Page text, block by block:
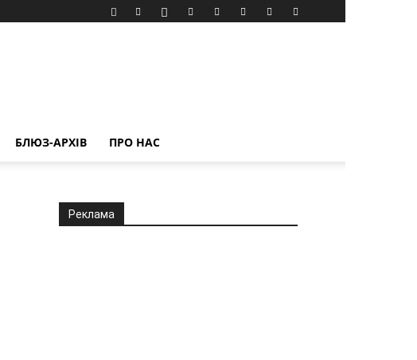
БЛЮЗ-АРХІВ ПРО НАС
Реклама